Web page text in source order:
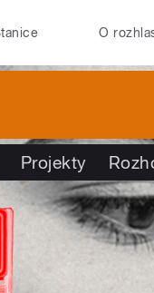
O
Projekty